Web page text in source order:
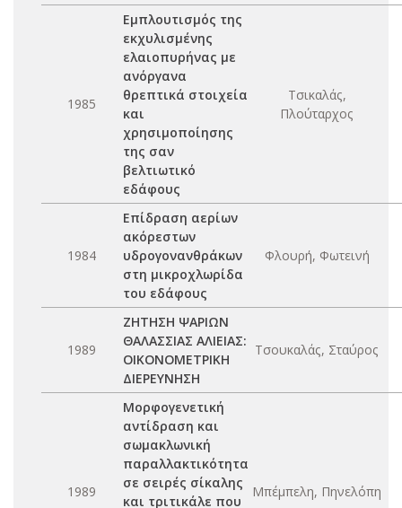
1985
Εμπλουτισμός της
εκχυλισμένης
ελαιοπυρήνας με
ανόργανα
θρεπτικά στοιχεία
και
χρησιμοποίησης
της σαν
βελτιωτικό
εδάφους
Τσικαλάς,
Πλούταρχος
1984
Επίδραση αερίων
ακόρεστων
υδρογονανθράκων
στη μικροχλωρίδα
του εδάφους
Φλουρή, Φωτεινή
1989
ΖΗΤΗΣΗ ΨΑΡΙΩΝ
ΘΑΛΑΣΣΙΑΣ ΑΛΙΕΙΑΣ:
ΟΙΚΟΝΟΜΕΤΡΙΚΗ
ΔΙΕΡΕΥΝΗΣΗ
Τσουκαλάς, Σταύρος
1989
Μορφογενετική
αντίδραση και
σωμακλωνική
παραλλακτικότητα
σε σειρές σίκαλης
και τριτικάλε που
Μπέμπελη, Πηνελόπη